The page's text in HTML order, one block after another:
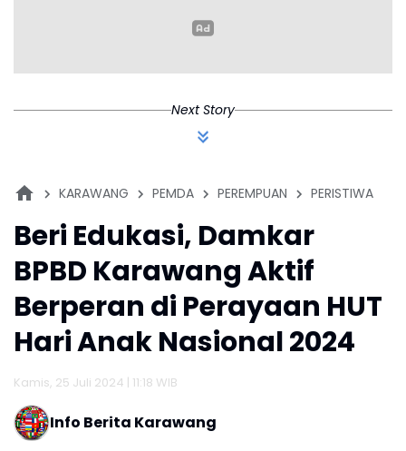
Next Story
KARAWANG PEMDA PEREMPUAN PERISTIWA
Beri Edukasi, Damkar
BPBD Karawang Aktif
Berperan di Perayaan HUT
Hari Anak Nasional 2024
Kamis, 25 Juli 2024 | 11:18 WIB
Info Berita Karawang